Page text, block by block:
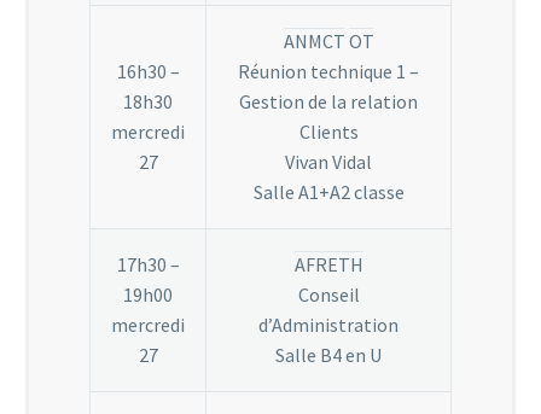
16h30 –
18h30
mercredi
27
ANMCT OT
Réunion technique 1 –
Gestion de la relation
Clients
Vivan Vidal
Salle A1+A2 classe
17h30 –
19h00
mercredi
27
AFRETH
Conseil
d’Administration
Salle B4 en U